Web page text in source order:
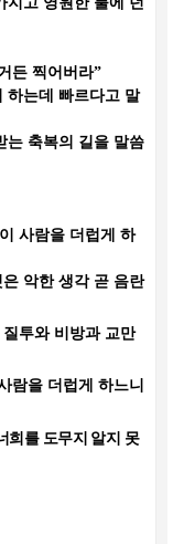
든 찍어버라”
하는데 빠르다고 말
는 축복의 길을 말씀
사람을 더럽게 하
악한 생각 곧 음란
투와 비방과 교만
람을 더럽게 하느니
희를 도무지 알지 못